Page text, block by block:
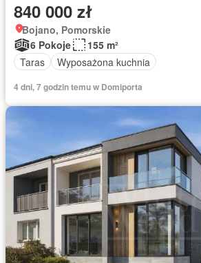
840 000 zł
Bojano, Pomorskie
6 Pokoje
155 m²
Taras
Wyposażona kuchnia
4 dni, 7 godzin temu w Domiporta